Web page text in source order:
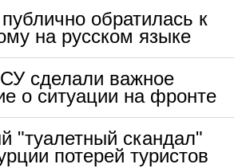
обратилась к
на русском языке
сделали важное
о ситуации на фронте
"туалетный скандал"
потерей туристов